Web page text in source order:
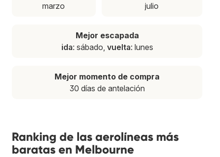
marzo
julio
Mejor escapada
ida: sábado, vuelta: lunes
Mejor momento de compra
30 días de antelación
Ranking de las aerolíneas más
baratas en Melbourne